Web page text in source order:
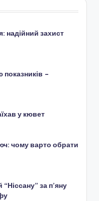
надійний захист
показників –
у кювет
чому варто обрати
за п’яну